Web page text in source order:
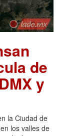
de
y
la Ciudad de
los valles de